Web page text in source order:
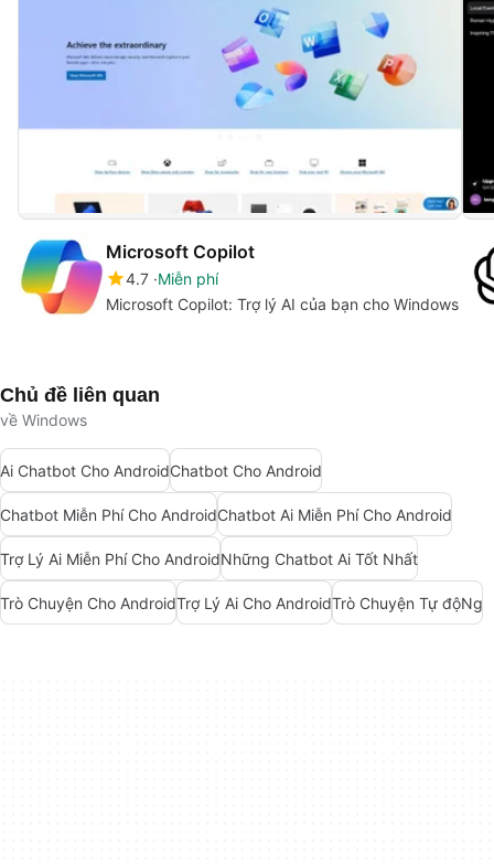
Microsoft Copilot
4.7 Miễn phí
Microsoft Copilot: Trợ lý AI của bạn cho Windows
Chủ đề liên quan
về Windows
Ai Chatbot Cho AndroidChatbot Cho Android
Chatbot Miễn Phí Cho AndroidChatbot Ai Miễn Phí Cho Android
Trợ Lý Ai Miễn Phí Cho AndroidNhững Chatbot Ai Tốt Nhất
Trò Chuyện Cho AndroidTrợ Lý Ai Cho AndroidTrò Chuyện Tự độNg